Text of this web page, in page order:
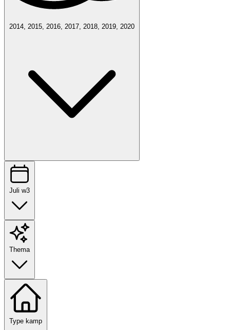
2014, 2015, 2016, 2017, 2018, 2019, 2020
Juli w3
Thema
Type kamp